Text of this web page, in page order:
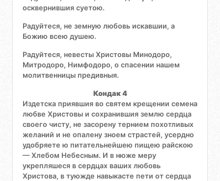
осквернившия суетою.
Радуйтеся, не земную любовь искавшии, а
Божию всею душею.
Радуйтеся, невесты Христовы Минодоро,
Митродоро, Нимфодоро, о спасении нашем
молитвенницы предивныя.
Кондак 4
Издетска приявшия во святем крещении семена
любве Христовы и сохранившия землю сердца
своего чисту, не засорену тернием похотливых
желаний и не опалену зноем страстей, усердно
удобряете ю питательнейшею пищею райскою
— Хлебом Небесным. И в нюже меру
укрепляшеся в сердцах ваших любовь
Христова, в туюжде навыкасте пети от сердца